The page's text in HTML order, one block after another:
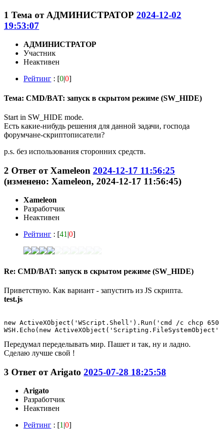
1 Тема от АДМИНИСТРАТОР 2024-12-02
19:53:07
АДМИНИСТРАТОР
Участник
Неактивен
Рейтинг : [0|0]
Тема: CMD/BAT: запуск в скрытом режиме (SW_HIDE)
Start in SW_HIDE mode.
Есть какие-нибудь решения для данной задачи, господа
форумчане-скриптописатели?
p.s. без использования сторонних средств.
2 Ответ отXameleon 2024-12-17 11:56:25
(изменено: Xameleon, 2024-12-17 11:56:45)
Xameleon
Разработчик
Неактивен
Рейтинг : [41 |0]
Re: CMD/BAT: запуск в скрытом режиме (SW_HIDE)
Приветствую. Как вариант - запустить из JS скрипта.
test.js
new ActiveXObject('WScript.Shell').Run('cmd /c chcp
Передумал переделывать мир. Пашет и так, ну и ладно.
Сделаю лучше свой !
3 Ответ от Arigato 2025-07-28 18:25:58
Arigato
Разработчик
Неактивен
Рейтинг : [1 |0]